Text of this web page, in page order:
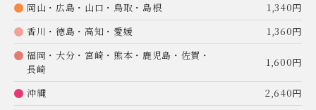
岡山・広島・山口・鳥取・島根
1,340円
香川・徳島・高知・愛媛
1,360円
福岡・大分・宮崎・熊本・鹿児島・佐賀・
長崎
1,600円
沖縄 2,640円